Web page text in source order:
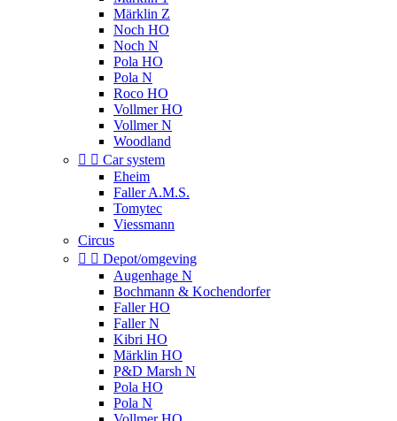
Märklin Z
Noch HO
Noch N
Pola HO
Pola N
Roco HO
Vollmer HO
Vollmer N
Woodland
  Car system
Eheim
Faller A.M.S.
Tomytec
Viessmann
Circus
  Depot/omgeving
Augenhage N
Bochmann & Kochendorfer
Faller HO
Faller N
Kibri HO
Märklin HO
P&D Marsh N
Pola HO
Pola N